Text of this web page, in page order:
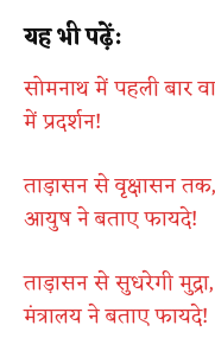
यह भी पढ़ें:
​सोमनाथ में पहली बार
में प्रदर्शन!
ताड़ासन से वृक्षासन
आयुष ने बताए फायदे!
ताड़ासन से सुधरेगी
मंत्रालय ने बताए फायदे!